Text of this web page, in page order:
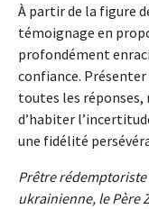
À partir de la figure
témoignage en
profondément
confiance. Présenter
toutes les réponses,
d’habiter
une fidélité
Prêtre rédemptoriste
ukrainienne, le Père